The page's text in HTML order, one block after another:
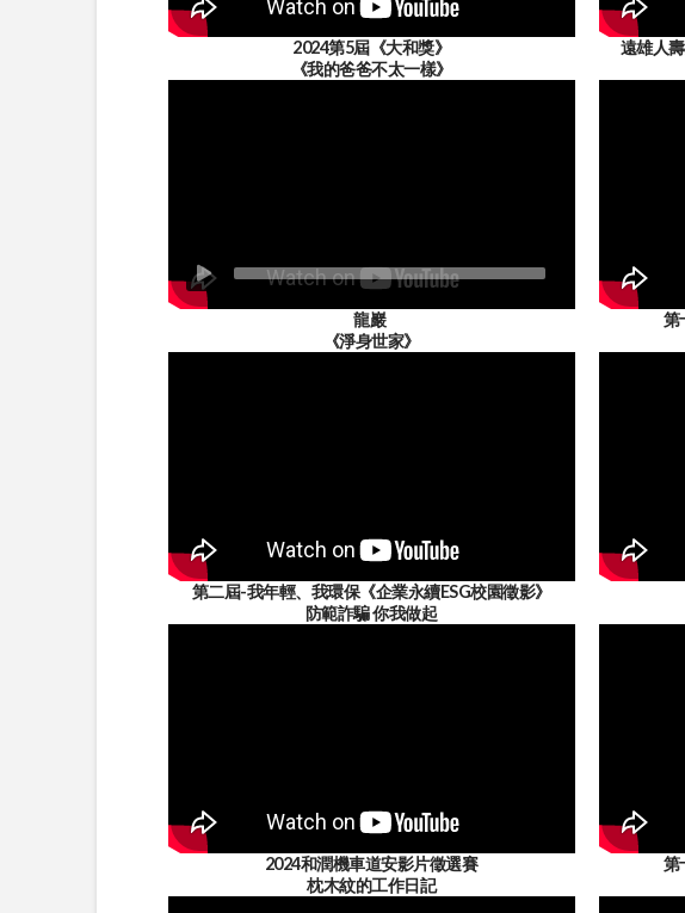
2024第5屆《大和獎》
《我的爸爸不太一樣》
龍巖
《淨身世家》
第二屆-我年輕、我環保《企業永續ESG校園徵影》
防範詐騙 你我做起
2024和潤機車道安影片徵選賽
枕木紋的工作日記
遠雄人
第
第